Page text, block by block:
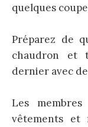
quelques
Préparez de
chaudron et
dernier avec
Les
vêtements et